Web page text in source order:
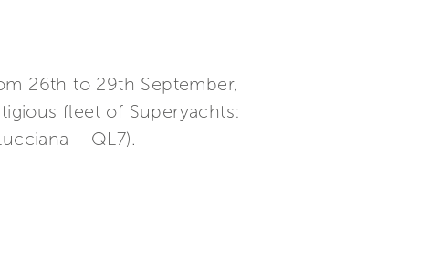
26th to 29th September,
fleet of Superyachts:
– QL7).